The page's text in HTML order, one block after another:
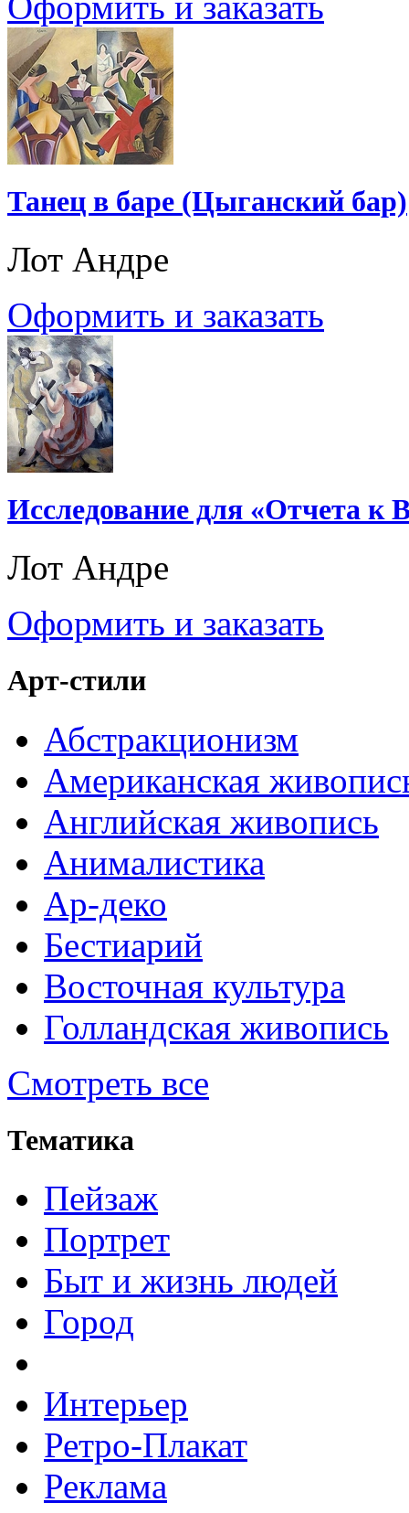
Танец в баре (Цыганский бар)
Лот Андре
Оформить и заказать
Исследование для «Отчета к
Лот Андре
Оформить и заказать
Арт-стили
Абстракционизм
Американская
Английская живопись
Анималистика
Ар-деко
Бестиарий
Восточная культура
Голландская живопись
Смотреть все
Тематика
Пейзаж
Портрет
Быт и жизнь людей
Город
Интерьер
Ретро-Плакат
Реклама